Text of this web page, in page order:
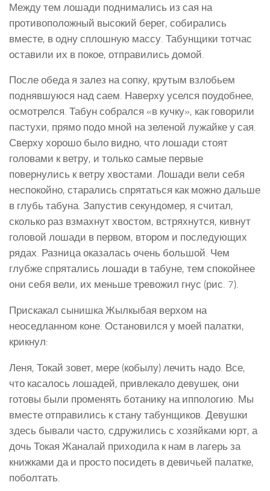
Между тем лошади поднимались из сая на
противоположный высокий берег, собирались
вместе, в одну сплошную массу. Табунщики тотчас
оставили их в покое, отправились домой.
После обеда я залез на сопку, крутым взлобьем
поднявшуюся над саем. Наверху уселся поудобнее,
осмотрелся. Табун собрался «в кучку», как говорили
пастухи, прямо подо мной на зеленой лужайке у сая.
Сверху хорошо было видно, что лошади стоят
головами к ветру, и только самые первые
повернулись к ветру хвостами. Лошади вели себя
неспокойно, старались спрятаться как можно дальше
в глубь табуна. Запустив секундомер, я считал,
сколько раз взмахнут хвостом, встряхнутся, кивнут
головой лошади в первом, втором и последующих
рядах. Разница оказалась очень большой. Чем
глубже спрятались лошади в табуне, тем спокойнее
они себя вели, их меньше тревожил гнус (рис. 7).
Прискакал сынишка Жылкыбая верхом на
неоседланном коне. Остановился у моей палатки,
крикнул:
Леня, Токай зовет, мере (кобылу) лечить надо. Все,
что касалось лошадей, привлекало девушек, они
готовы были променять ботанику на иппологию. Мы
вместе отправились к стану табунщиков. Девушки
здесь бывали часто, сдружились с хозяйками юрт, а
дочь Токая Жаналай приходила к нам в лагерь за
книжками да и просто посидеть в девичьей палатке,
поболтать.